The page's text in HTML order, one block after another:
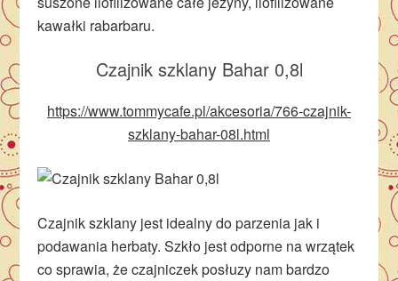
kawałki rabarbaru.
Czajnik szklany Bahar 0,8l
https://www.tommycafe.pl/akcesoria/766-czajnik-
szklany-bahar-08l.html
Czajnik szklany jest idealny do parzenia jak i
podawania herbaty. Szkło jest odporne na wrzątek
co sprawia, że czajniczek posłuzy nam bardzo